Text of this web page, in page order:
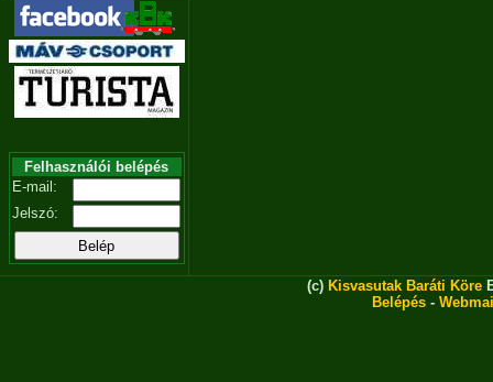
Felhasználói belépés
E-mail:
Jelszó:
(c) Kisvasutak Baráti Köre
Belépés -